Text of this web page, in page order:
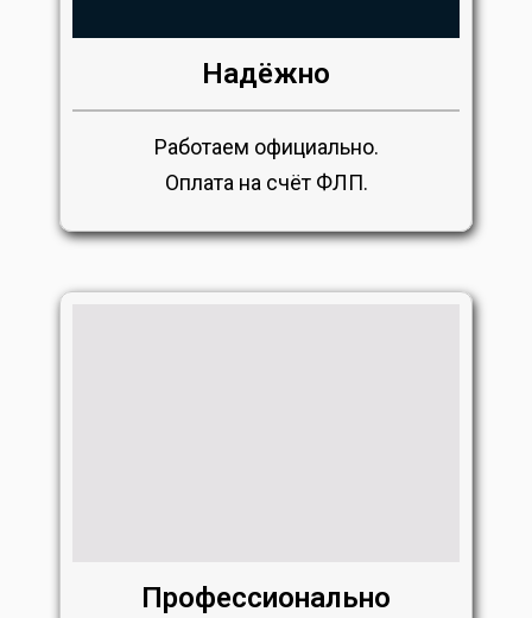
Надёжно
Работаем официально.
Оплата на счёт ФЛП.
Профессионально